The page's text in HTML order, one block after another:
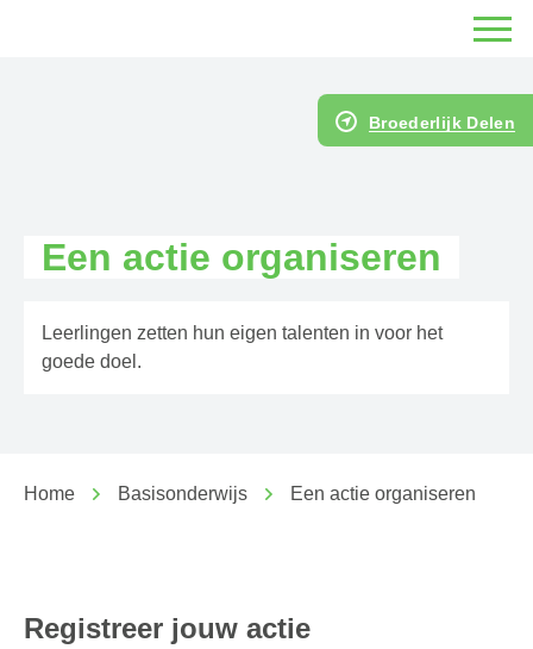
Broederlijk Delen
Een actie organiseren
Leerlingen zetten hun eigen talenten in voor het
goede doel.
Home Basisonderwijs Een actie organiseren
Registreer jouw actie